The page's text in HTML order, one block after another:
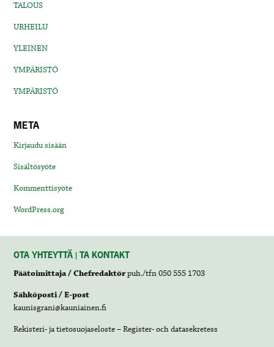
TALOUS
URHEILU
YLEINEN
YMPÄRISTÖ
YMPÄRISTÖ
META
Kirjaudu sisään
Sisältösyöte
Kommenttisyöte
WordPress.org
OTA YHTEYTTÄ | TA KONTAKT
Päätoimittaja / Chefredaktörpuh./tfn 050 555 1703
Sähköposti / E-post
kaunisgrani@kauniainen.fi
Rekisteri- ja tietosuojaseloste – Register- och datasekretess